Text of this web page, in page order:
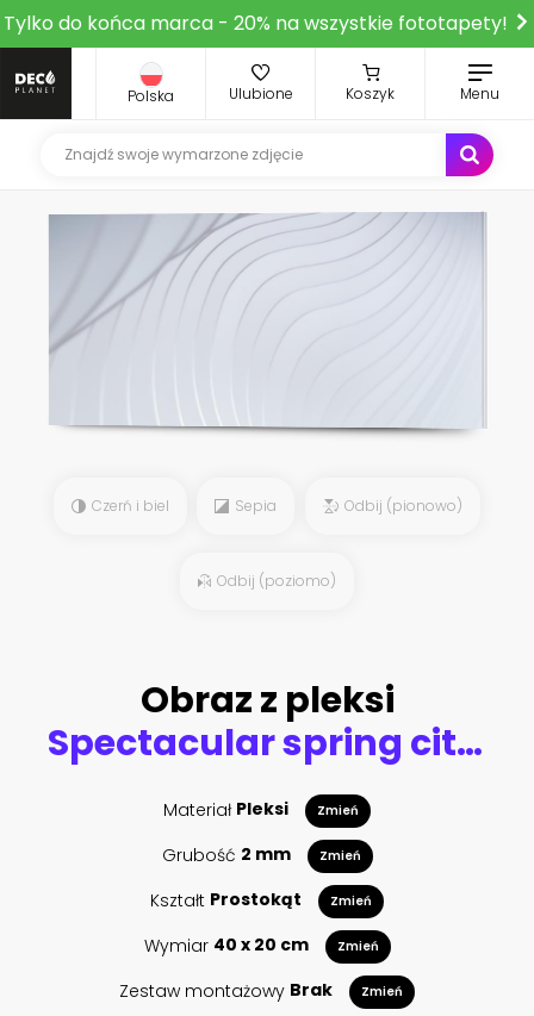
Tylko do końca marca - 20% na wszystkie fototapety!
Polska Ulubione Koszyk Menu
Czerń i biel Sepia Odbij (pionowo)
Odbij (poziomo)
Obraz z pleksi
Spectacular spring cityscape of Polignano a Mare town, Puglia region, Italy, Europe. Colorful evening seascape of Adriatic sea. Traveling concept background..
Materiał Pleksi Zmień
Grubość 2 mm Zmień
Kształt Prostokąt Zmień
Wymiar 40 x 20 cm Zmień
Zestaw montażowy Brak Zmień